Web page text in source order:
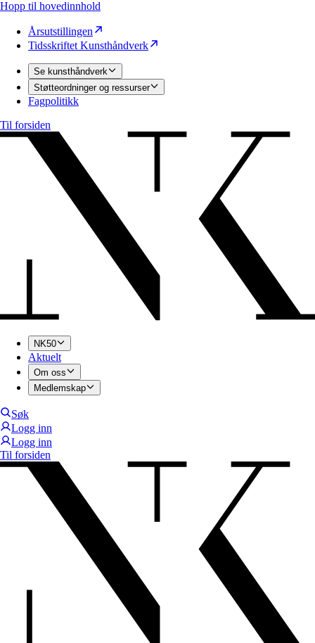
Hopp til hovedinnhold
Årsutstillingen
Tidsskriftet Kunsthåndverk
Se kunsthåndverk
Støtteordninger og ressurser
Fagpolitikk
Til forsiden
NK50
Aktuelt
Om oss
Medlemskap
Søk
Logg inn
Logg inn
Til forsiden